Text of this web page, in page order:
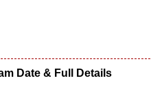
Date & Full Details